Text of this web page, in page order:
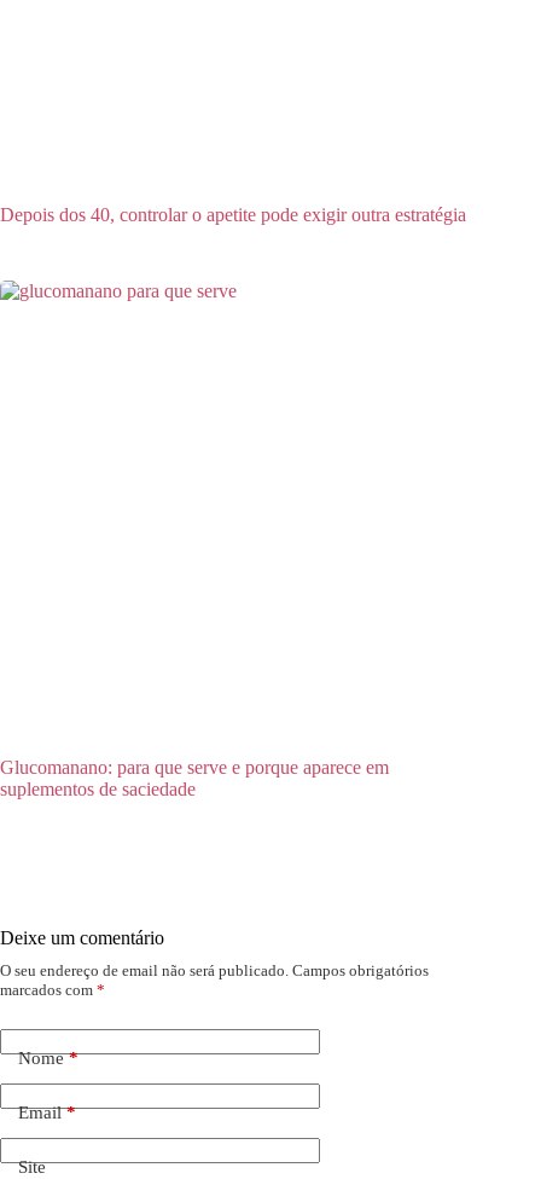
Depois dos 40, controlar o apetite pode exigir outra estratégia
Glucomanano: para que serve e porque aparece em
suplementos de saciedade
Deixe um comentário
O seu endereço de email não será publicado. Campos obrigatórios
marcados com *
Nome*
Email*
Site